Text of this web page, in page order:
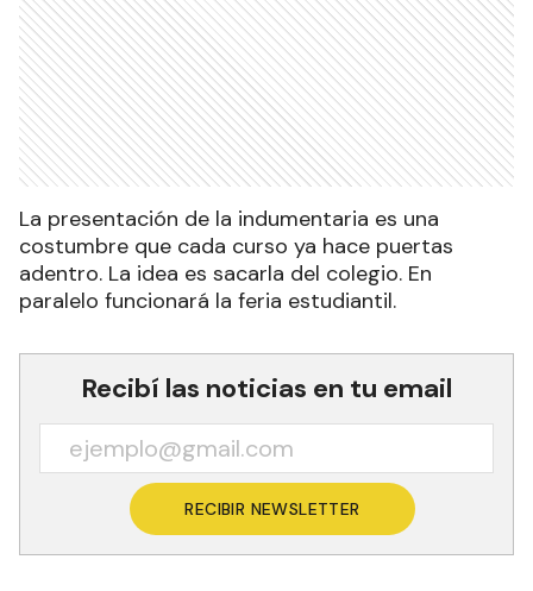
La presentación de la indumentaria es una
costumbre que cada curso ya hace puertas
adentro. La idea es sacarla del colegio. En
paralelo funcionará la feria estudiantil.
Recibí las noticias en tu email
RECIBIR NEWSLETTER